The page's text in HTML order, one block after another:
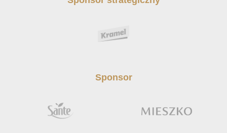
Sponsor